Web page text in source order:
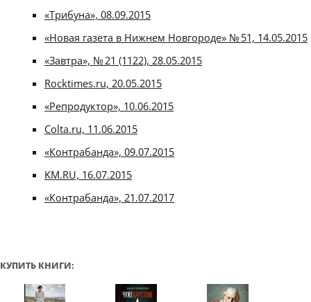
«Трибуна», 08.09.2015
«Новая газета в Нижнем Новгороде» № 51, 14.05.2015
«Завтра», № 21 (1122), 28.05.2015
Rocktimes.ru, 20.05.2015
«Репродуктор», 10.06.2015
Colta.ru, 11.06.2015
«Контрабанда», 09.07.2015
KM.RU, 16.07.2015
«Контрабанда», 21.07.2017
КУПИТЬ КНИГИ: